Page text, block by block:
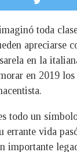
toda
apreciarse
en la
en 2019
todo un
errante vida
importante